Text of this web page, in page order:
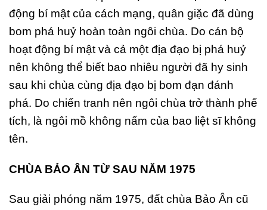
động bí mật của cách mạng, quân giặc đã dùng
bom phá huỷ hoàn toàn ngôi chùa. Do cán bộ
hoạt động bí mật và cả một địa đạo bị phá huỷ
nên không thể biết bao nhiêu người đã hy sinh
sau khi chùa cùng địa đạo bị bom đạn đánh
phá. Do chiến tranh nên ngôi chùa trở thành phế
tích, là ngôi mồ không nấm của bao liệt sĩ không
tên.
CHÙA BẢO ÂN TỪ SAU NĂM 1975
Sau giải phóng năm 1975, đất chùa Bảo Ân cũ